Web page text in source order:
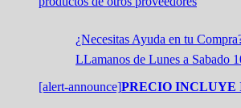
¿Necesitas Ayuda en tu
LLamanos de Lunes a Sabado
[alert-announce]PRECIO INCLUYE